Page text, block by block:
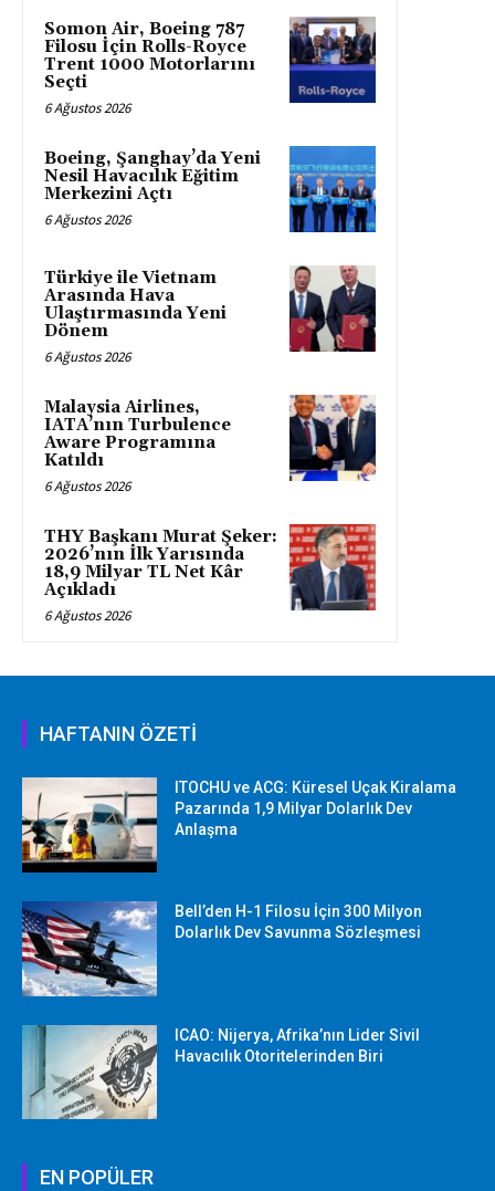
Somon Air, Boeing 787
Filosu İçin Rolls-Royce
Trent 1000 Motorlarını
Seçti
6 Ağustos 2026
Boeing, Şanghay’da Yeni
Nesil Havacılık Eğitim
Merkezini Açtı
6 Ağustos 2026
Türkiye ile Vietnam
Arasında Hava
Ulaştırmasında Yeni
Dönem
6 Ağustos 2026
Malaysia Airlines,
IATA’nın Turbulence
Aware Programına
Katıldı
6 Ağustos 2026
THY Başkanı Murat Şeker:
2026’nın İlk Yarısında
18,9 Milyar TL Net Kâr
Açıkladı
6 Ağustos 2026
HAFTANIN ÖZETİ
ITOCHU ve ACG: Küresel Uçak Kiralama
Pazarında 1,9 Milyar Dolarlık Dev
Anlaşma
Bell’den H-1 Filosu İçin 300 Milyon
Dolarlık Dev Savunma Sözleşmesi
ICAO: Nijerya, Afrika’nın Lider Sivil
Havacılık Otoritelerinden Biri
EN POPÜLER